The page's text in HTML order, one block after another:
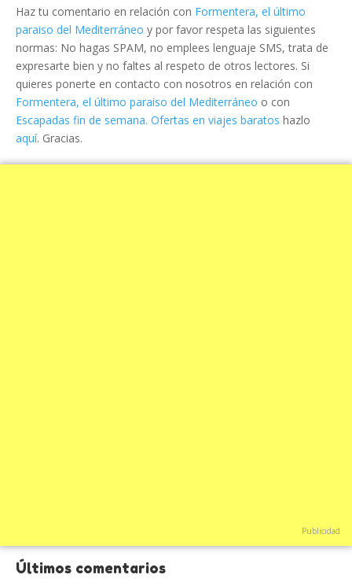
Haz tu comentario en relación con Formentera, el último
paraiso del Mediterráneo y por favor respeta las siguientes
normas: No hagas SPAM, no emplees lenguaje SMS, trata de
expresarte bien y no faltes al respeto de otros lectores. Si
quieres ponerte en contacto con nosotros en relación con
Formentera, el último paraiso del Mediterráneo o con
Escapadas fin de semana. Ofertas en viajes baratos hazlo
aquí. Gracias.
Publicidad
Últimos comentarios